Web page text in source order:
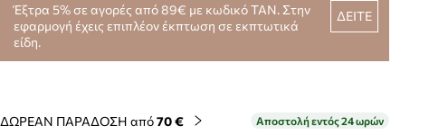
Έξτρα 5% σε αγορές από 89€ με κωδικό TAN. Στην
εφαρμογή έχεις επιπλέον έκπτωση σε εκπτωτικά
είδη.
ΔΕΙΤΕ
ΔΩΡΕΑΝ ΠΑΡΑΔΟΣΗ από70 € Αποστολή εντός 24 ωρών